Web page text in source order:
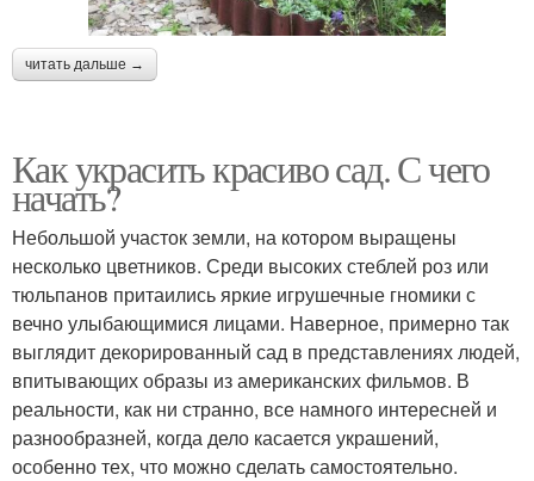
читать дальше →
Как украсить красиво сад. С чего
начать?
Небольшой участок земли, на котором выращены
несколько цветников. Среди высоких стеблей роз или
тюльпанов притаились яркие игрушечные гномики с
вечно улыбающимися лицами. Наверное, примерно так
выглядит декорированный сад в представлениях людей,
впитывающих образы из американских фильмов. В
реальности, как ни странно, все намного интересней и
разнообразней, когда дело касается украшений,
особенно тех, что можно сделать самостоятельно.